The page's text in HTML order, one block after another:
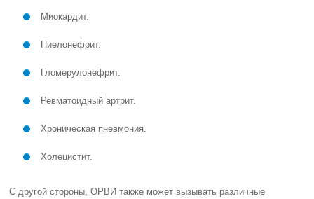
Миокардит.
Пиелонефрит.
Гломерулонефрит.
Ревматоидный артрит.
Хроническая пневмония.
Холецистит.
С другой стороны, ОРВИ также может вызывать различные